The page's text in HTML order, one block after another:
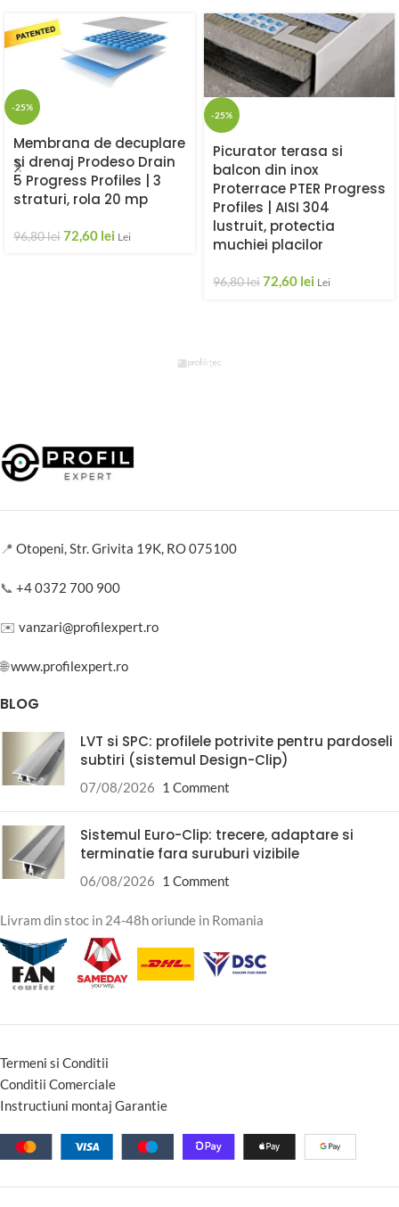
-25%
Membrana de decuplare
si drenaj Prodeso Drain
5 Progress Profiles | 3
straturi, rola 20 mp
96,80lei72,60 lei Lei
-25%
Picurator terasa si
balcon din inox
Proterrace PTER Progress
Profiles | AISI 304
lustruit, protectia
muchiei placilor
96,80lei72,60 lei Lei
📍 Otopeni, Str. Grivita 19K, RO 075100
📞 +4 0372 700 900
✉️ vanzari@profilexpert.ro
🌐www.profilexpert.ro
BLOG
LVT si SPC: profilele potrivite pentru pardoseli
subtiri (sistemul Design-Clip)
07/08/2026 1 Comment
Sistemul Euro-Clip: trecere, adaptare si
terminatie fara suruburi vizibile
06/08/2026 1 Comment
Livram din stoc in 24-48h oriunde in Romania
Termeni si Conditii
Conditii Comerciale
Instructiuni montaj Garantie